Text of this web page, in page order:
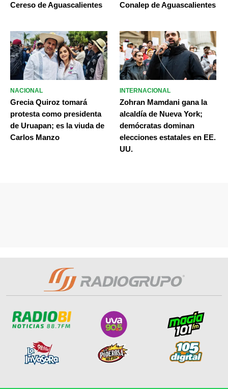
Cereso de Aguascalientes
Conalep de Aguascalientes
NACIONAL
Grecia Quiroz tomará
protesta como presidenta
de Uruapan; es la viuda de
Carlos Manzo
INTERNACIONAL
Zohran Mamdani gana la
alcaldía de Nueva York;
demócratas dominan
elecciones estatales en EE.
UU.